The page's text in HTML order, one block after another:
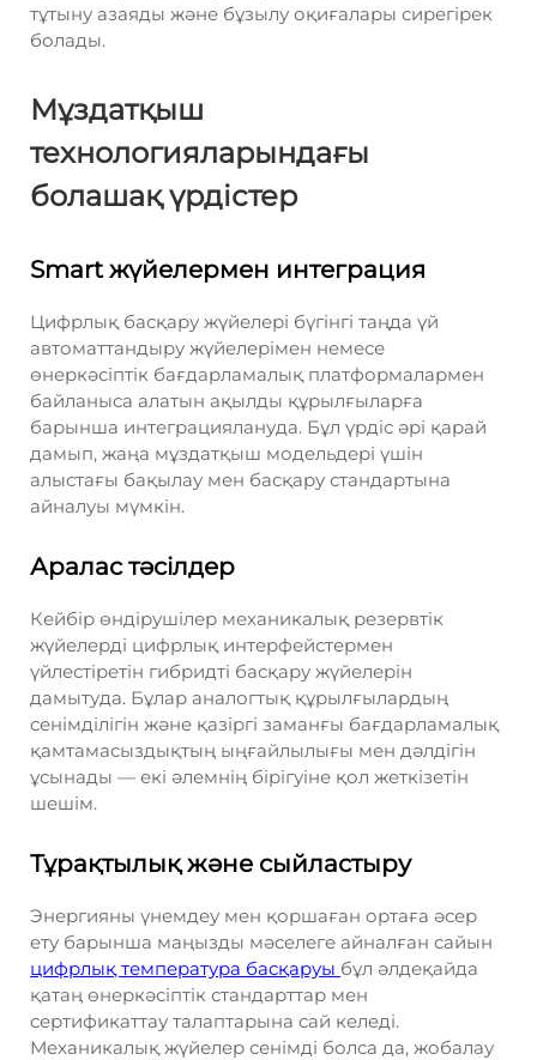
тұтыну азаяды және бұзылу оқиғалары сирегірек
болады.
Мұздатқыш
технологияларындағы
болашақ үрдістер
Smart жүйелермен интеграция
Цифрлық басқару жүйелері бүгінгі таңда үй
автоматтандыру жүйелерімен немесе
өнеркәсіптік бағдарламалық платформалармен
байланыса алатын ақылды құрылғыларға
барынша интеграциялануда. Бұл үрдіс әрі қарай
дамып, жаңа мұздатқыш модельдері үшін
алыстағы бақылау мен басқару стандартына
айналуы мүмкін.
Аралас тәсілдер
Кейбір өндірушілер механикалық резервтік
жүйелерді цифрлық интерфейстермен
үйлестіретін гибридті басқару жүйелерін
дамытуда. Бұлар аналогтық құрылғылардың
сенімділігін және қазіргі заманғы бағдарламалық
қамтамасыздықтың ыңғайлылығы мен дәлдігін
ұсынады — екі әлемнің бірігуіне қол жеткізетін
шешім.
Тұрақтылық және сыйластыру
Энергияны үнемдеу мен қоршаған ортаға әсер
ету барынша маңызды мәселеге айналған сайын
цифрлық температура басқаруы бұл әлдеқайда
қатаң өнеркәсіптік стандарттар мен
сертификаттау талаптарына сай келеді.
Механикалық жүйелер сенімді болса да, жобалау